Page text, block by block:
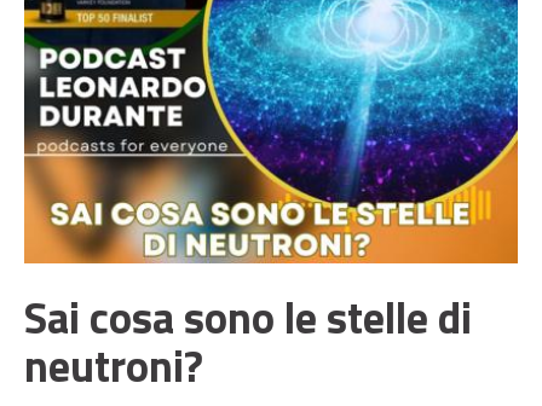
Sai cosa sono le stelle di
neutroni?